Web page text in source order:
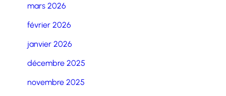
mars 2026
février 2026
janvier 2026
décembre 2025
novembre 2025